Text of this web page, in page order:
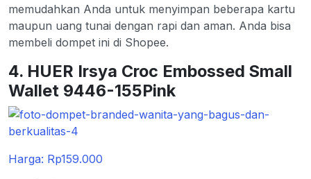
memudahkan Anda untuk menyimpan beberapa kartu
maupun uang tunai dengan rapi dan aman. Anda bisa
membeli dompet ini di Shopee.
4. HUER Irsya Croc Embossed Small
Wallet 9446-155Pink
Harga: Rp159.000